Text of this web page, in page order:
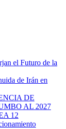
el Futuro de la
de Irán en
DE
AL 2027
12